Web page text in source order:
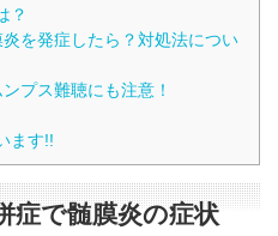
？
を発症したら？対処法につい
プス難聴にも注意！
ます!!
症で髄膜炎の症状